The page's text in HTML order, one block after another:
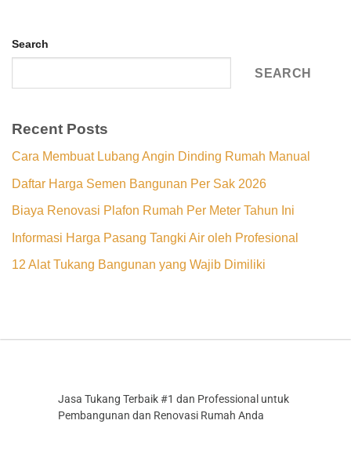
Search
SEARCH
Recent Posts
Cara Membuat Lubang Angin Dinding Rumah Manual
Daftar Harga Semen Bangunan Per Sak 2026
Biaya Renovasi Plafon Rumah Per Meter Tahun Ini
Informasi Harga Pasang Tangki Air oleh Profesional
12 Alat Tukang Bangunan yang Wajib Dimiliki
Jasa Tukang Terbaik #1 dan Professional untuk
Pembangunan dan Renovasi Rumah Anda